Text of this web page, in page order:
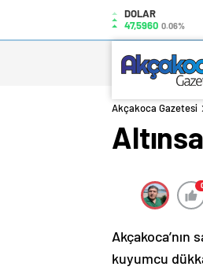
DOLAR
47,5960 0.06%
Akçakoca Gazetesi
kuyumcu